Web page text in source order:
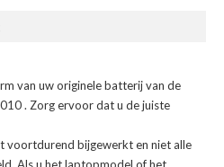
van uw originele batterij van de
. Zorg ervoor dat u de juiste
bijgewerkt en niet alle